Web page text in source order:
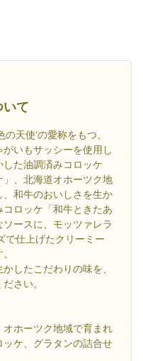
いて
天使‘の愛称をもつ、
いもサッシーを使用し
た油調済みコロッケ
」、北海道オホーツク地
和牛のおいしさを生か
ロッケ「和牛ときたあ
ースに、モッツァレラ
で仕上げたクリーミー
したこだわりの味を、
さい。
ホーツク地域で育まれ
ケ、グラタンの詰合せ